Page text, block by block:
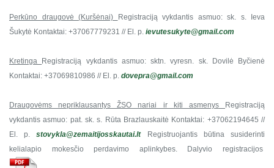
Perkūno draugovė (Kuršėnai)
Registraciją vykdantis asmuo: sk. s. Ieva
Šukytė Kontaktai: +37067779231 // El. p. ievutesukyte@gmail.com
Kretinga
Registraciją vykdantis asmuo: sktn. vyresn. sk. Dovilė Byčienė
Kontaktai: +37069810986 // El. p. dovepra@gmail.com
Draugovėms nepriklausantys ŽSO nariai ir kiti asmenys
Registraciją
vykdantis asmuo: pat. sk. s. Rūta Brazlauskaitė Kontaktai: +37062194645 //
El. p.stovykla@zemaitijosskautai.lt
Registruojantis būtina susiderinti
kelialapio mokesčio perdavimo aplinkybes.Dalyvio registracijos